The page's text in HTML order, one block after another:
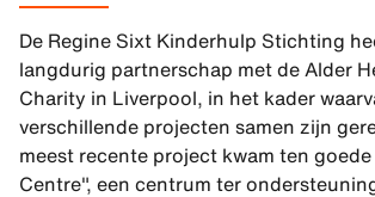
De Regine Sixt Kinderhulp Stichting
langdurig partnerschap met de Alder
Charity in Liverpool, in het kader
verschillende projecten samen zijn
meest recente project kwam ten
Centre", een centrum ter